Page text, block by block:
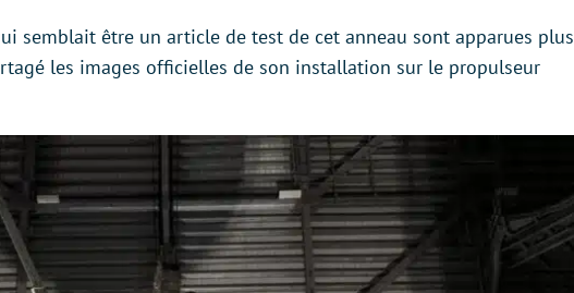
semblait être un article de test de cet anneau sont apparues plus
les images officielles de son installation sur le propulseur